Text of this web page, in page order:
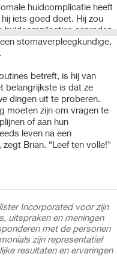
huidcomplicatie heeft
iets goed doet. Hij zou
huidcomplicaties aanraden
stomaverpleegkundige,
betreft, is hij van
belangrijkste is dat ze
dingen uit te proberen.
moeten zijn om vragen te
of aan hun
leven na een
Brian. “Leef ten volle!"
Incorporated voor zijn
uitspraken en meningen
met de personen
zijn representatief
resultaten en ervaringen